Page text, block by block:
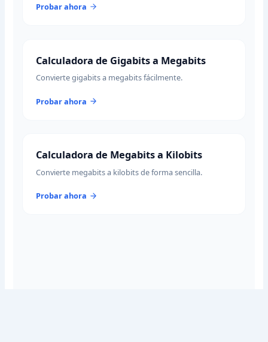
Probar ahora
Calculadora de Gigabits a Megabits
Convierte gigabits a megabits fácilmente.
Probar ahora
Calculadora de Megabits a Kilobits
Convierte megabits a kilobits de forma sencilla.
Probar ahora